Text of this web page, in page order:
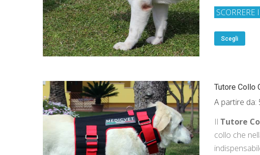
Scegli
Tutore Collo
A partire da:
Il Tutore
collo che